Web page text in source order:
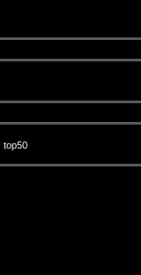
top50